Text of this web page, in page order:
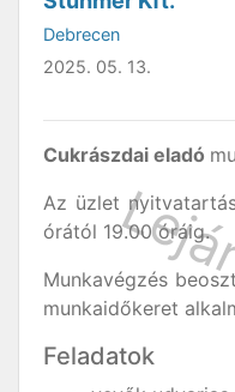
Debrecen
2025. 05. 13.
Cukrászdai eladó
Az üzlet
órától 19.00 óráig.
Munkavégzés
munkaidőkeret
Feladatok